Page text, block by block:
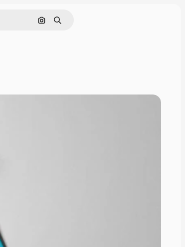
Cerca per immagine
Ricerca